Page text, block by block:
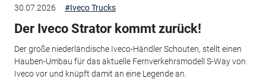
30.07.2026 #Iveco Trucks
Der Iveco Strator kommt zurück!
Der große niederländische Iveco-Händler Schouten, stellt einen
Hauben-Umbau für das aktuelle Fernverkehrsmodell S-Way von
Iveco vor und knüpft damit an eine Legende an.